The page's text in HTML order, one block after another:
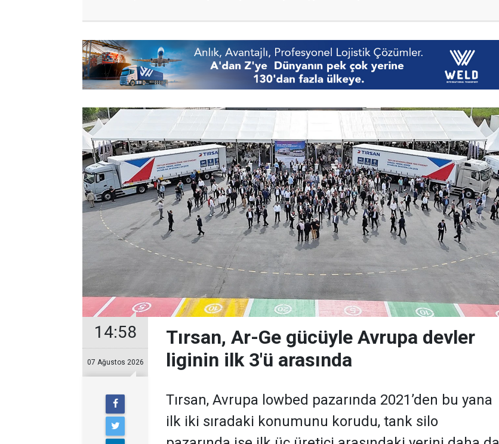
14:58
07 Ağustos 2026
Tırsan, Ar-Ge gücüyle Avrupa devler
liginin ilk 3'ü arasında
Tırsan, Avrupa lowbed pazarında 2021’den bu yana
ilk iki sıradaki konumunu korudu, tank silo